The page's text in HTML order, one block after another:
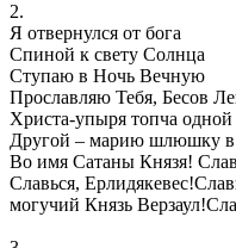
2.
Я отвернулся от бога
Спиной к свету Солнца
Ступаю в Ночь Вечную
Прославляю Тебя, Бесов
Христа-упыря топча одной
Другой – марию шлюшку в
Во имя Сатаны Князя!
Славься,
могучий Князь